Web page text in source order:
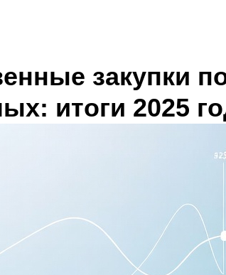
закупки
итоги 2025